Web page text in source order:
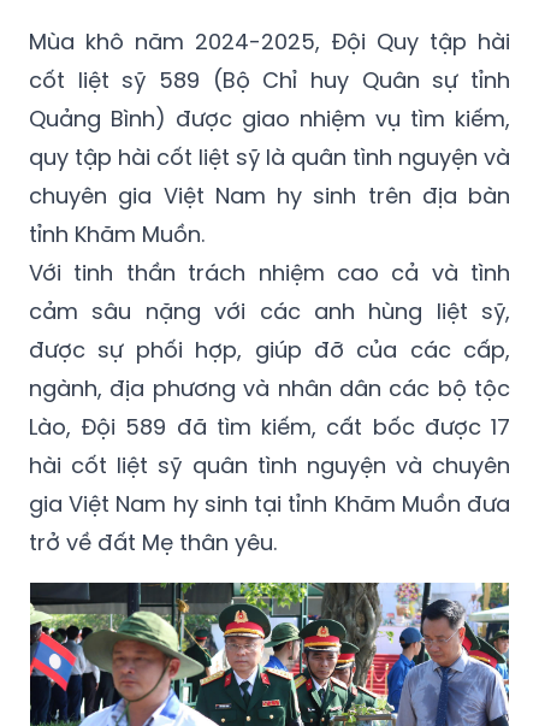
Mùa khô năm 2024-2025, Đội Quy tập hài
cốt liệt sỹ 589 (Bộ Chỉ huy Quân sự tỉnh
Quảng Bình) được giao nhiệm vụ tìm kiếm,
quy tập hài cốt liệt sỹ là quân tình nguyện và
chuyên gia Việt Nam hy sinh trên địa bàn
tỉnh Khăm Muồn.
Với tinh thần trách nhiệm cao cả và tình
cảm sâu nặng với các anh hùng liệt sỹ,
được sự phối hợp, giúp đỡ của các cấp,
ngành, địa phương và nhân dân các bộ tộc
Lào, Đội 589 đã tìm kiếm, cất bốc được 17
hài cốt liệt sỹ quân tình nguyện và chuyên
gia Việt Nam hy sinh tại tỉnh Khăm Muồn đưa
trở về đất Mẹ thân yêu.